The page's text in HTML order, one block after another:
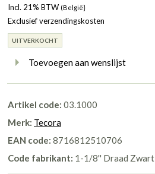
Incl. 21% BTW (België}
Exclusief verzendingskosten
UITVERKOCHT
Toevoegen aan wenslijst
Artikel code: 03.1000
Merk: Tecora
EAN code: 8716812510706
Code fabrikant: 1-1/8'' Draad Zwart